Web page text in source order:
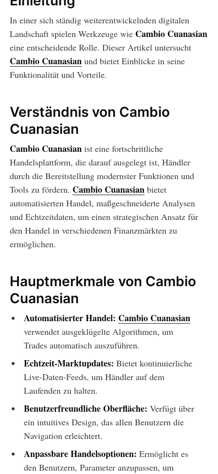
In einer sich ständig weiterentwickelnden digitalen
Landschaft spielen Werkzeuge wie Cambio Cuanasian
eine entscheidende Rolle. Dieser Artikel untersucht
Cambio Cuanasian und bietet Einblicke in seine
Funktionalität und Vorteile.
Verständnis von Cambio
Cuanasian
Cambio Cuanasian ist eine fortschrittliche
Handelsplattform, die darauf ausgelegt ist, Händler
durch die Bereitstellung modernster Funktionen und
Tools zu fördern. Cambio Cuanasian bietet
automatisierten Handel, maßgeschneiderte Analysen
und Echtzeitdaten, um einen strategischen Ansatz für
den Handel in verschiedenen Finanzmärkten zu
ermöglichen.
Hauptmerkmale von Cambio
Cuanasian
Automatisierter Handel: Cambio Cuanasian
verwendet ausgeklügelte Algorithmen, um
Trades automatisch auszuführen.
Echtzeit-Marktupdates: Bietet kontinuierliche
Live-Daten-Feeds, um Händler auf dem
Laufenden zu halten.
Benutzerfreundliche Oberfläche: Verfügt über
ein intuitives Design, das allen Benutzern die
Navigation erleichtert.
Anpassbare Handelsoptionen: Ermöglicht es
den Benutzern, Parameter anzupassen, um